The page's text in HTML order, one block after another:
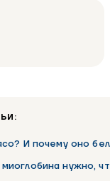
И почему оно
нужно,